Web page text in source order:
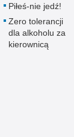
Piłeś-nie jedź!
Zero tolerancji
dla alkoholu za
kierownicą